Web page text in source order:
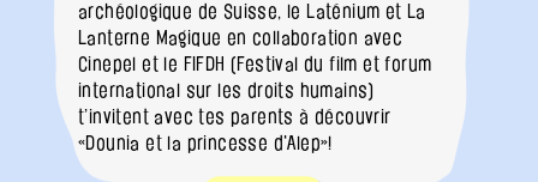
archéologique de Suisse, le Laténium et La
Lanterne Magique en collaboration avec
Cinepel et le FIFDH (Festival du film et forum
international sur les droits humains)
t’invitent avec tes parents à découvrir
«Dounia et la princesse d'Alep»!